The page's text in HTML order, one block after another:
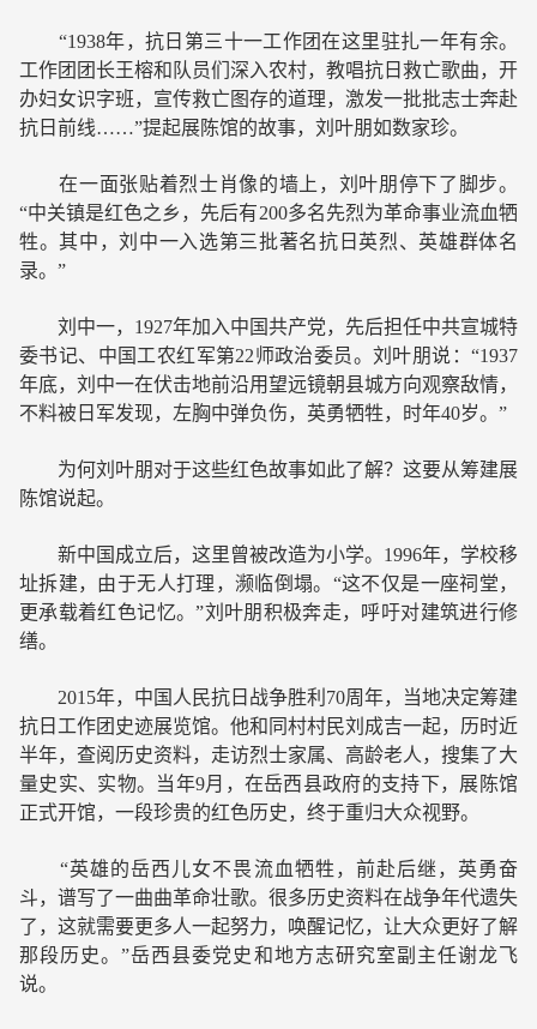
“1938年，抗日第三十一工作团在这里驻扎一年有余。
工作团团长王榕和队员们深入农村，教唱抗日救亡歌曲，开
办妇女识字班，宣传救亡图存的道理，激发一批批志士奔赴
抗日前线……”提起展陈馆的故事，刘叶朋如数家珍。
在一面张贴着烈士肖像的墙上，刘叶朋停下了脚步。
“中关镇是红色之乡，先后有200多名先烈为革命事业流血牺
牲。其中，刘中一入选第三批著名抗日英烈、英雄群体名
录。”
刘中一，1927年加入中国共产党，先后担任中共宣城特
委书记、中国工农红军第22师政治委员。刘叶朋说：“1937
年底，刘中一在伏击地前沿用望远镜朝县城方向观察敌情，
不料被日军发现，左胸中弹负伤，英勇牺牲，时年40岁。”
为何刘叶朋对于这些红色故事如此了解？这要从筹建展
陈馆说起。
新中国成立后，这里曾被改造为小学。1996年，学校移
址拆建，由于无人打理，濒临倒塌。“这不仅是一座祠堂，
更承载着红色记忆。”刘叶朋积极奔走，呼吁对建筑进行修
缮。
2015年，中国人民抗日战争胜利70周年，当地决定筹建
抗日工作团史迹展览馆。他和同村村民刘成吉一起，历时近
半年，查阅历史资料，走访烈士家属、高龄老人，搜集了大
量史实、实物。当年9月，在岳西县政府的支持下，展陈馆
正式开馆，一段珍贵的红色历史，终于重归大众视野。
“英雄的岳西儿女不畏流血牺牲，前赴后继，英勇奋
斗，谱写了一曲曲革命壮歌。很多历史资料在战争年代遗失
了，这就需要更多人一起努力，唤醒记忆，让大众更好了解
那段历史。”岳西县委党史和地方志研究室副主任谢龙飞
说。